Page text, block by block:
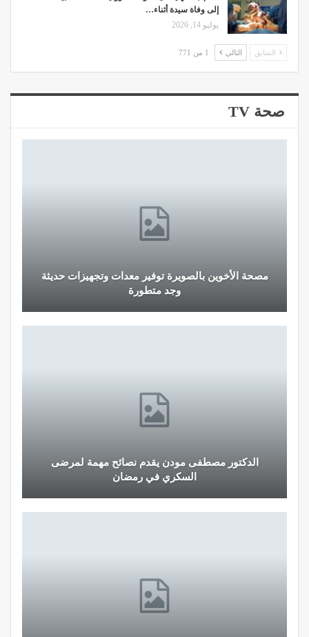
إلى وفاة سيدة أثناء…
يوليو 14, 2026
السابق التالي 1 من 771
صحة TV
مصحة الأخوين بالصويرة توفير معدات وتجهيزات حديثة
وجد متطورة
الدكتور مصطفى مودن يقدم نصائح مهمة لمرضى
السكري في رمضان